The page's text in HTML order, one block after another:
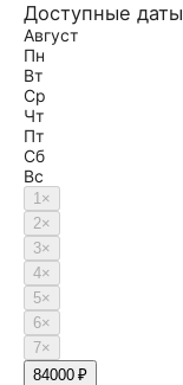
Доступные даты
Август
Пн
Вт
Ср
Чт
Пт
Сб
Вс
1×
2×
3×
4×
5×
6×
7×
84000 ₽